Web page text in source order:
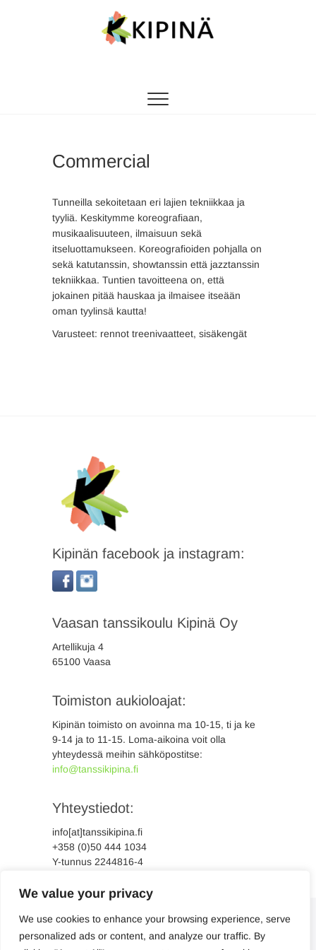
We value your privacy
We use cookies to enhance your browsing experience, serve
personalized ads or content, and analyze our traffic. By
Commercial
Tunneilla sekoitetaan eri lajien tekniikkaa ja
tyyliä. Keskitymme koreografiaan,
musikaalisuuteen, ilmaisuun sekä
itseluottamukseen. Koreografioiden pohjalla on
sekä katutanssin, showtanssin että jazztanssin
tekniikkaa. Tuntien tavoitteena on, että
jokainen pitää hauskaa ja ilmaisee itseään
oman tyylinsä kautta!
Varusteet: rennot treenivaatteet, sisäkengät
Kipinän facebook ja instagram:
Vaasan tanssikoulu Kipinä Oy
Artellikuja 4
65100 Vaasa
Toimiston aukioloajat:
Kipinän toimisto on avoinna ma 10-15, ti ja ke
9-14 ja to 11-15. Loma-aikoina voit olla
yhteydessä meihin sähköpostitse:
info@tanssikipina.fi
Yhteystiedot:
info[at]tanssikipina.fi
+358 (0)50 444 1034
Y-tunnus 2244816-4